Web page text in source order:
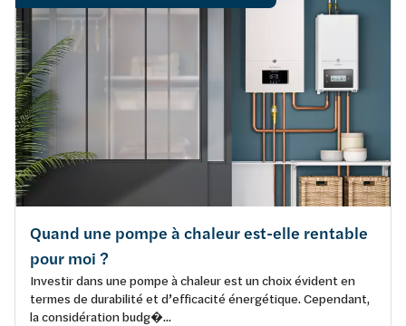
Quand une pompe à chaleur est-elle rentable
pour moi ?
Investir dans une pompe à chaleur est un choix évident en
termes de durabilité et d’efficacité énergétique. Cependant,
la considération budg�...